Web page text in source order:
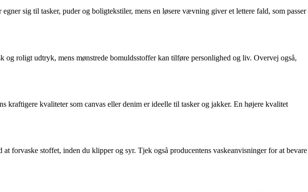
sig til tasker, puder og boligtekstiler, mens en løsere vævning giver et lettere fald, som passer
roligt udtryk, mens mønstrede bomuldsstoffer kan tilføre personlighed og liv. Overvej også,
kvaliteter som canvas eller denim er ideelle til tasker og jakker. En højere kvalitet
forvaske stoffet, inden du klipper og syr. Tjek også producentens vaskeanvisninger for at bevare